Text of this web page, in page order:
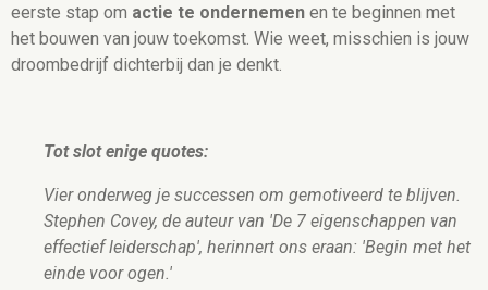
eerste stap om actie te ondernemen en te beginnen met
het bouwen van jouw toekomst. Wie weet, misschien is jouw
droombedrijf dichterbij dan je denkt.
Tot slot enige quotes:
Vier onderweg je successen om gemotiveerd te blijven.
Stephen Covey, de auteur van 'De 7 eigenschappen van
effectief leiderschap', herinnert ons eraan: 'Begin met het
einde voor ogen.'